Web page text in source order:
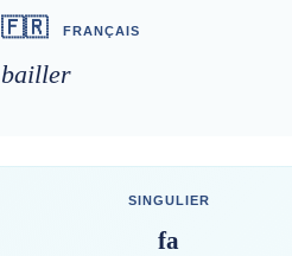
🇫🇷 FRANÇAIS
bailler
SINGULIER
fa